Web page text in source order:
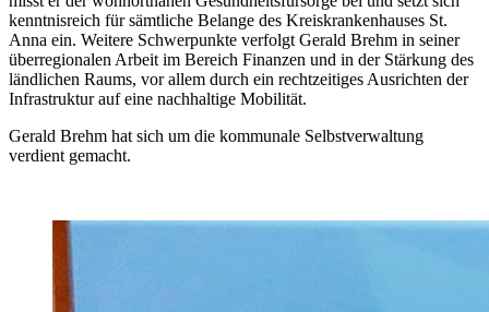
kenntnisreich für sämtliche Belange des Kreiskrankenhauses St.
Anna ein. Weitere Schwerpunkte verfolgt Gerald Brehm in seiner
überregionalen Arbeit im Bereich Finanzen und in der Stärkung des
ländlichen Raums, vor allem durch ein rechtzeitiges Ausrichten der
Infrastruktur auf eine nachhaltige Mobilität.
Gerald Brehm hat sich um die kommunale Selbstverwaltung
verdient gemacht.